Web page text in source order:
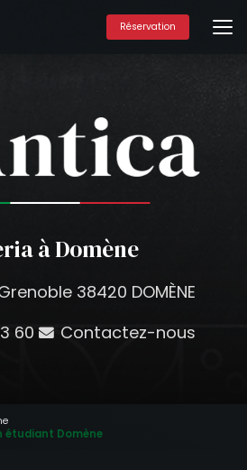
Réservation
à Domène
38420 DOMÈNE
60
Contactez-nous
étudiant Domène